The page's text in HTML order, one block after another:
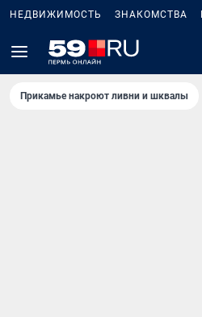
НЕДВИЖИМОСТЬ ЗНАКОМСТВА
Прикамье накроют ливни и шквалы